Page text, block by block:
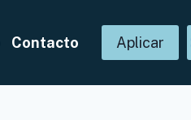
Contacto Aplicar